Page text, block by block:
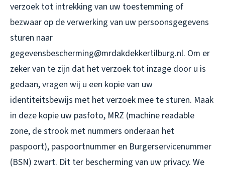
verzoek tot intrekking van uw toestemming of
bezwaar op de verwerking van uw persoonsgegevens
sturen naar
gegevensbescherming@mrdakdekkertilburg.nl. Om er
zeker van te zijn dat het verzoek tot inzage door u is
gedaan, vragen wij u een kopie van uw
identiteitsbewijs met het verzoek mee te sturen. Maak
in deze kopie uw pasfoto, MRZ (machine readable
zone, de strook met nummers onderaan het
paspoort), paspoortnummer en Burgerservicenummer
(BSN) zwart. Dit ter bescherming van uw privacy. We